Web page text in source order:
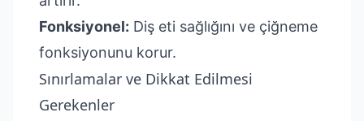
Fonksiyonel: Diş eti sağlığını ve çiğneme
fonksiyonunu korur.
Sınırlamalar ve Dikkat Edilmesi
Gerekenler